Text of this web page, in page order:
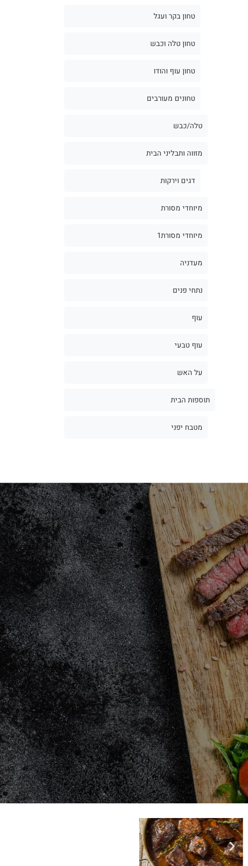
טחון בקר ועגל
טחון טלה וכבש
טחון עוף והודו
טחונים מעורבים
טלה/כבש
מזווה ותבליני הבית
דגים וירקות
מיוחדי מסורת
מיוחדי מסורת1
מעדניה
נתחי פנים
עוף
עוף טבעי
על האש
תוספות הבית
מטבח יפני